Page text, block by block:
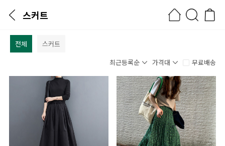
스커트
전체
스커트
최근등록순
가격대 무료배송